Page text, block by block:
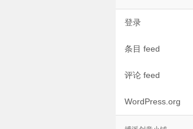
登录
条目 feed
评论 feed
WordPress.org